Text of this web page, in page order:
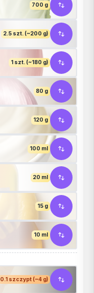
700 g
2.5 szt. (~200 g)
1 szt. (~180 g)
80 g
120 g
100 ml
20 ml
15 g
10 ml
0.1 szczypt (~4 g)